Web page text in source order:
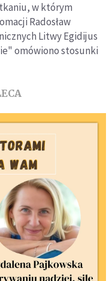
w którym
Radosław
Litwy Egidijus
omówiono stosunki